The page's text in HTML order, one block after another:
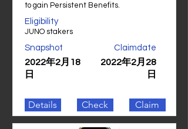
to gain Persistent Benefits.
Eligibility
JUNO stakers
Snapshot
2022年2月18
日
Claimdate
2022年2月28
日
Details Check Claim